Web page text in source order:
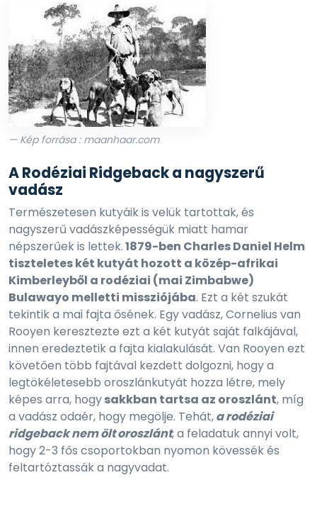
A Rodéziai Ridgeback a nagyszerű
vadász
Természetesen kutyáik is velük tartottak, és
nagyszerű vadászképességük miatt hamar
népszerűek is lettek.1879-ben Charles Daniel Helm
tiszteletes két kutyát hozott a közép-afrikai
Kimberleyből a rodéziai (mai Zimbabwe)
Bulawayo melletti missziójába. Ezt a két szukát
tekintik a mai fajta ősének. Egy vadász, Cornelius van
Rooyen keresztezte ezt a két kutyát saját falkájával,
innen eredeztetik a fajta kialakulását. Van Rooyen ezt
követően több fajtával kezdett dolgozni, hogy a
legtökéletesebb oroszlánkutyát hozza létre, mely
képes arra, hogysakkban tartsa az oroszlánt, míg
a vadász odaér, hogy megölje. Tehát,a rodéziai
ridgeback nem ölt oroszlánt, a feladatuk annyi volt,
hogy 2-3 fős csoportokban nyomon kövessék és
feltartóztassák a nagyvadat.
— Kép forrása : maanhaar.com